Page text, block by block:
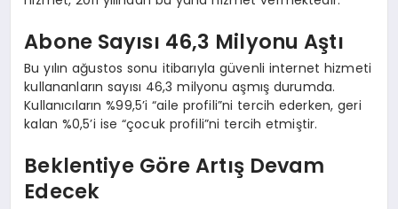
Abone Sayısı 46,3 Milyonu Aştı
Bu yılın ağustos sonu itibarıyla güvenli internet hizmeti
kullananların sayısı 46,3 milyonu aşmış durumda.
Kullanıcıların %99,5’i “aile profili”ni tercih ederken, geri
kalan %0,5’i ise “çocuk profili”ni tercih etmiştir.
Beklentiye Göre Artış Devam
Edecek